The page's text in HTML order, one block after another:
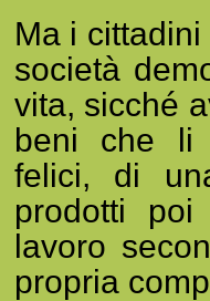
Ma i
società
vita, sicché
beni che li
felici, di
prodotti
lavoro
propria